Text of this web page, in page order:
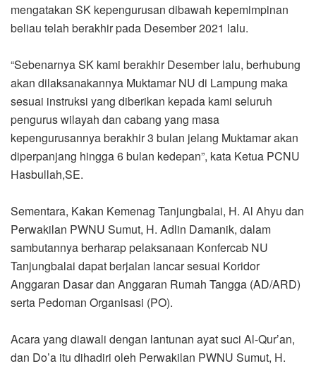
mengatakan SK kepengurusan dibawah kepemimpinan
beliau telah berakhir pada Desember 2021 lalu.
“Sebenarnya SK kami berakhir Desember lalu, berhubung
akan dilaksanakannya Muktamar NU di Lampung maka
sesuai instruksi yang diberikan kepada kami seluruh
pengurus wilayah dan cabang yang masa
kepengurusannya berakhir 3 bulan jelang Muktamar akan
diperpanjang hingga 6 bulan kedepan”, kata Ketua PCNU
Hasbullah,SE.
Sementara, Kakan Kemenag Tanjungbalai, H. Al Ahyu dan
Perwakilan PWNU Sumut, H. Adlin Damanik, dalam
sambutannya berharap pelaksanaan Konfercab NU
Tanjungbalai dapat berjalan lancar sesuai Koridor
Anggaran Dasar dan Anggaran Rumah Tangga (AD/ARD)
serta Pedoman Organisasi (PO).
Acara yang diawali dengan lantunan ayat suci Al-Qur’an,
dan Do’a itu dihadiri oleh Perwakilan PWNU Sumut, H.